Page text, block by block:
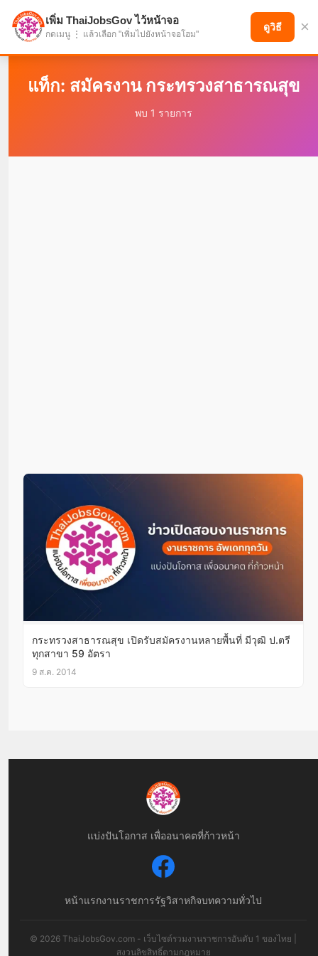
แบ่งปันโอกาส เพื่ออนาคตที่ก้าวหน้า
แท็ก: สมัครงาน กระทรวงสาธารณสุข
พบ 1 รายการ
กระทรวงสาธารณสุข เปิดรับสมัครงานหลายพื้นที่ มีวุฒิ ป.ตรี
ทุกสาขา 59 อัตรา
9 ส.ค. 2014
แบ่งปันโอกาส เพื่ออนาคตที่ก้าวหน้า
หน้าแรกงานราชการรัฐวิสาหกิจบทความทั่วไป
© 2026 ThaiJobsGov.com - เว็บไซต์รวมงานราชการอันดับ 1 ของไทย |
สงวนลิขสิทธิ์ตามกฎหมาย
เพิ่ม ThaiJobsGov ไว้หน้าจอ
กดเมนู ⋮ แล้วเลือก "เพิ่มไปยังหน้าจอโฮม"
ดูวิธี ×